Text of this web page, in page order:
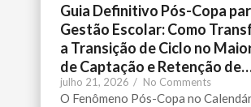
Guia Definitivo Pós-Copa
Gestão Escolar: Como
a Transição de Ciclo no
de Captação e Retenção
julho 21, 2026 / No Comments
O Fenômeno Pós-Copa no